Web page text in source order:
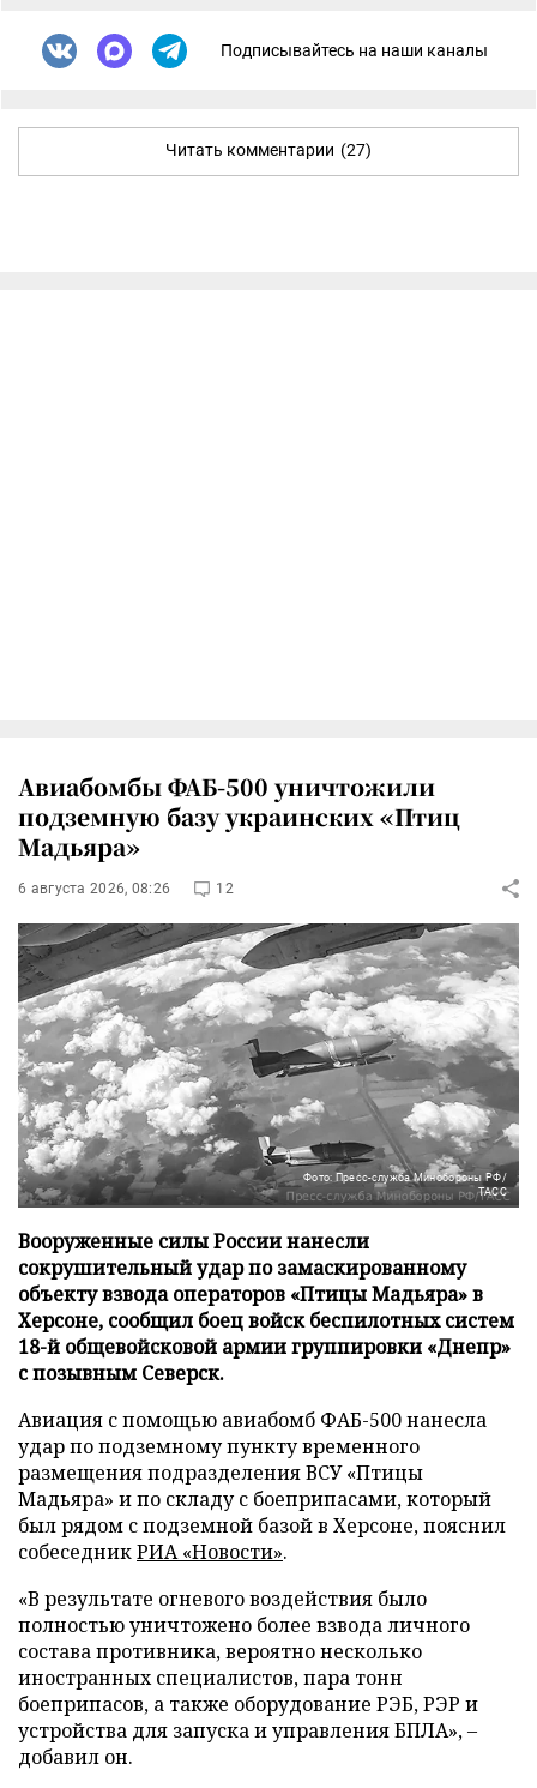
Подписывайтесь на наши каналы
Читать комментарии (27)
Авиабомбы ФАБ-500 уничтожили
подземную базу украинских «Птиц
Мадьяра»
6 августа 2026, 08:26 12
Фото: Пресс-служба Минобороны РФ/
ТАСС
Вооруженные силы России нанесли
сокрушительный удар по замаскированному
объекту взвода операторов «Птицы Мадьяра» в
Херсоне, сообщил боец войск беспилотных систем
18-й общевойсковой армии группировки «Днепр»
с позывным Северск.
Авиация с помощью авиабомб ФАБ-500 нанесла
удар по подземному пункту временного
размещения подразделения ВСУ «Птицы
Мадьяра» и по складу с боеприпасами, который
был рядом с подземной базой в Херсоне, пояснил
собеседникРИА «Новости».
«В результате огневого воздействия было
полностью уничтожено более взвода личного
состава противника, вероятно несколько
иностранных специалистов, пара тонн
боеприпасов, а также оборудование РЭБ, РЭР и
устройства для запуска и управления БПЛА», –
добавил он.